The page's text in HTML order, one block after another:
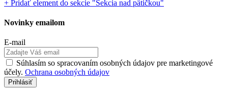
+ Pridať element do sekcie "Sekcia nad pätičkou"
Novinky emailom
E-mail
Súhlasím so spracovaním osobných údajov pre marketingové
účely. Ochrana osobných údajov